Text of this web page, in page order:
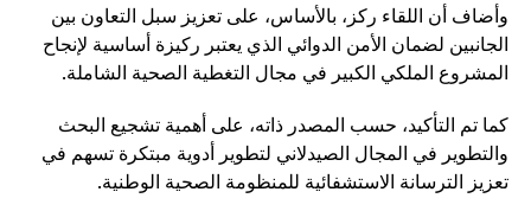
وأضاف أن اللقاء ركز، بالأساس، على تعزيز سبل التعاون بين
الجانبين لضمان الأمن الدوائي الذي يعتبر ركيزة أساسية لإنجاح
المشروع الملكي الكبير في مجال التغطية الصحية الشاملة.
كما تم التأكيد، حسب المصدر ذاته، على أهمية تشجيع البحث
والتطوير في المجال الصيدلاني لتطوير أدوية مبتكرة تسهم في
تعزيز الترسانة الاستشفائية للمنظومة الصحية الوطنية.